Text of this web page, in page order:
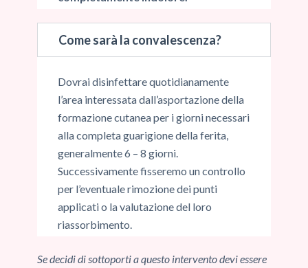
Come sarà la convalescenza?
Dovrai disinfettare quotidianamente
l’area interessata dall’asportazione della
formazione cutanea per i giorni necessari
alla completa guarigione della ferita,
generalmente 6 – 8 giorni.
Successivamente fisseremo un controllo
per l’eventuale rimozione dei punti
applicati o la valutazione del loro
riassorbimento.
Se decidi di sottoporti a questo intervento devi essere